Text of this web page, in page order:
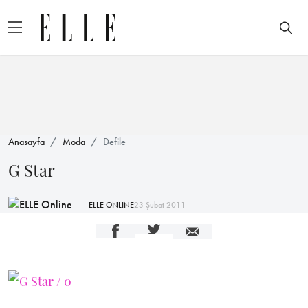
Anasayfa Moda Defile
G Star
ELLE ONLİNE23 Şubat 2011